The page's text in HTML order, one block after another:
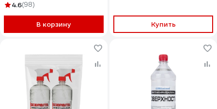
4.6(98)
В корзину Купить